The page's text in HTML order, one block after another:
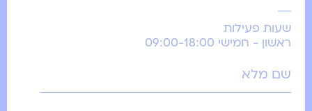
שעות פעילות
ראשון - חמישי 09:00-18:00